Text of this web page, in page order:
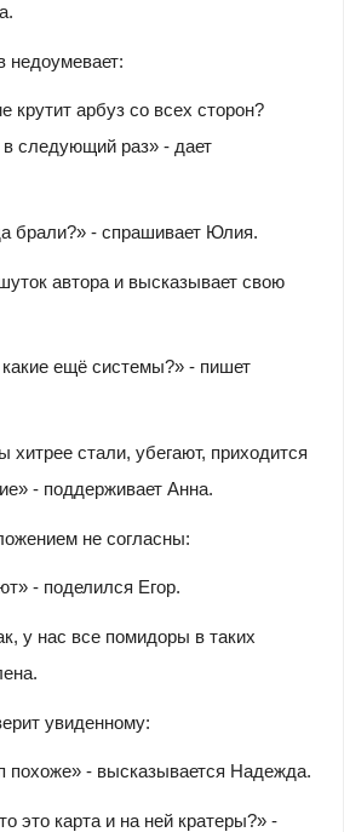
недоумевает:
крутит арбуз со всех сторон?
следующий раз» - дает
брали?» - спрашивает Юлия.
автора и высказывает свою
ещё системы?» - пишет
стали, убегают, приходится
» - поддерживает Анна.
не согласны:
» - поделился Егор.
у нас все помидоры в таких
увиденному:
похоже» - высказывается Надежда.
это карта и на ней кратеры?» -